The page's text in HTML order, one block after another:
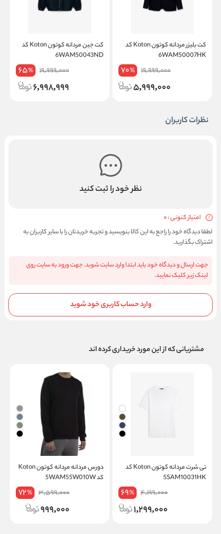
کت بلیزر مردانه کوتون Koton کد
6WAM50007HK
19,999,000
70%
5,999,000
کت جین مردانه کوتون Koton کد
6WAM50043ND
19,999,000
65%
6,998,999
نظرات کاربران
نظر خود را ثبت کنید
امتیاز کنونی : 0
لطفا دیدگاه خود را راجع به این کالا بنویسید و تجربه خریدتان را با سایر کاربران به
اشتراک بگذارید.
جهت ارسال و دیدگاه خود باید ابتدا وارد سایت شوید. جهت ورود به سایت روی
لینک زیر کلیک نمایید.
وارد حساب کاربری خود شوید
مشتریانی که از این مورد خریداری کرده اند
تی شرت مردانه کوتون Koton کد
5SAM10031HK
4,199,000
69%
1,299,000
دورس مردانه مردانه کوتون Koton
کد 5WAM55W010W
3,599,000
72%
999,000